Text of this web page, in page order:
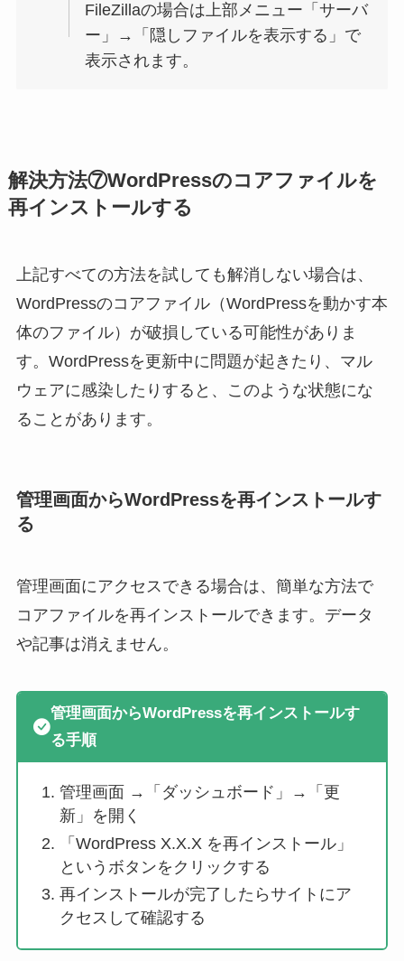
FileZillaの場合は上部メニュー「サーバ
ー」→「隠しファイルを表示する」で
表示されます。
解決方法⑦WordPressのコアファイルを
再インストールする
上記すべての方法を試しても解消しない場合は、
WordPressのコアファイル（WordPressを動かす本
体のファイル）が破損している可能性がありま
す。WordPressを更新中に問題が起きたり、マル
ウェアに感染したりすると、このような状態にな
ることがあります。
管理画面からWordPressを再インストールす
る
管理画面にアクセスできる場合は、簡単な方法で
コアファイルを再インストールできます。データ
や記事は消えません。
管理画面からWordPressを再インストールす
る手順
管理画面 →「ダッシュボード」→「更
新」を開く
「WordPress X.X.X を再インストール」
というボタンをクリックする
再インストールが完了したらサイトにア
クセスして確認する